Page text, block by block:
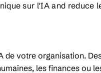
sur l'IA and reduce
votre organisation.
les finances ou